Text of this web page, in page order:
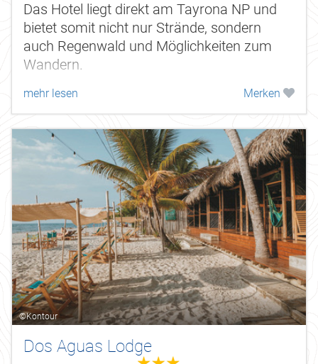
Das Hotel liegt direkt am Tayrona NP und
bietet somit nicht nur Strände, sondern
auch Regenwald und Möglichkeiten zum
Wandern.
mehr lesen Merken
©Kontour
Dos Aguas Lodge